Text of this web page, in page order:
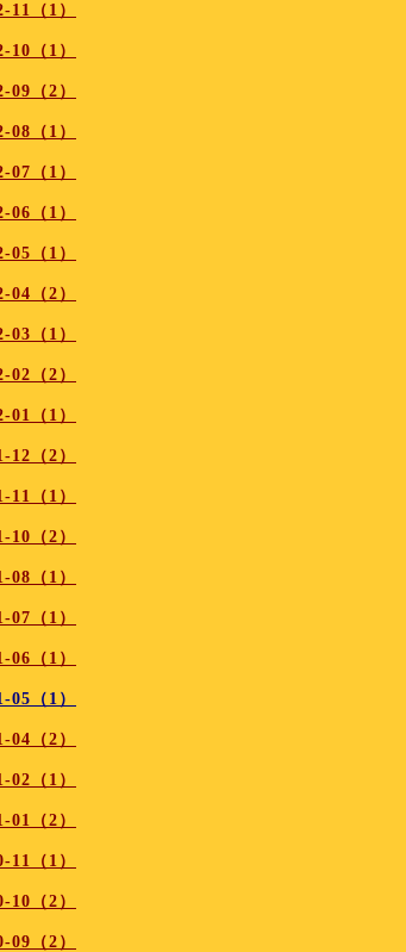
11（1）
10（1）
09（2）
08（1）
07（1）
06（1）
05（1）
04（2）
03（1）
02（2）
01（1）
12（2）
11（1）
10（2）
08（1）
07（1）
06（1）
05（1）
04（2）
02（1）
01（2）
11（1）
10（2）
09（2）